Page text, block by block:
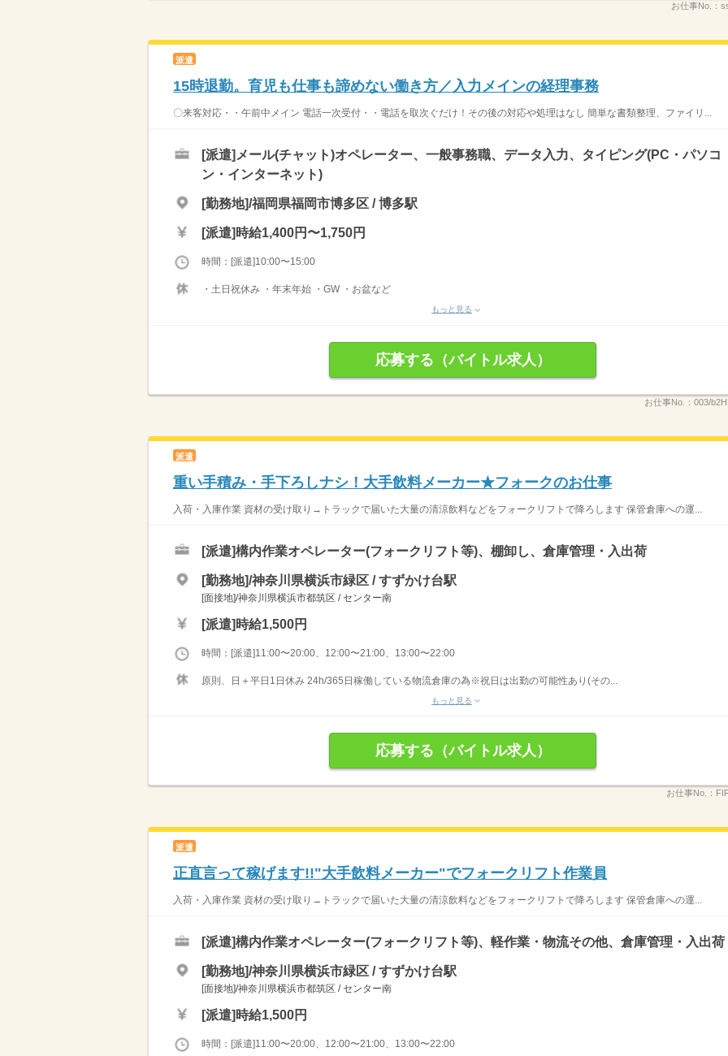
お仕事No.：
派遣
15時退勤。育児も仕事も諦めない働き方／入力メインの経理事務
〇来客対応・・午前中メイン 電話一次受付・・電話を取次ぐだけ！その後の対応や処理はなし 簡単な書類整理、ファイリ...
[派遣]メール(チャット)オペレーター、一般事務職、データ入力、タイピング(PC・パソコ
ン・インターネット)
[勤務地]/福岡県福岡市博多区 / 博多駅
[派遣]時給1,400円〜1,750円
時間：[派遣]10:00〜15:00
・土日祝休み ・年末年始 ・GW ・お盆など
もっと見る
応募する（バイトル求人）
お仕事No.： 003/
派遣
重い手積み・手下ろしナシ！大手飲料メーカー★フォークのお仕事
入荷・入庫作業 資材の受け取り→トラックで届いた大量の清涼飲料などをフォークリフトで降ろします 保管倉庫への運...
[派遣]構内作業オペレーター(フォークリフト等)、棚卸し、倉庫管理・入出荷
[勤務地]/神奈川県横浜市緑区 / すずかけ台駅
[面接地]/神奈川県横浜市都筑区 / センター南
[派遣] 時給1,500円
時間：[派遣]11:00〜20:00、12:00〜21:00、13:00〜22:00
原則、日＋平日1日休み 24h/365日稼働している物流倉庫の為※祝日は出勤の可能性あり(その...
もっと見る
応募する（バイトル求人）
お仕事No.：
派遣
正直言って稼げます!!"大手飲料メーカー"でフォークリフト作業員
入荷・入庫作業 資材の受け取り→トラックで届いた大量の清涼飲料などをフォークリフトで降ろします 保管倉庫への運...
[派遣]構内作業オペレーター(フォークリフト等)、軽作業・物流その他、倉庫管理・入出荷
[勤務地]/神奈川県横浜市緑区 / すずかけ台駅
[面接地]/神奈川県横浜市都筑区 / センター南
[派遣] 時給1,500円
時間：[派遣]11:00〜20:00、12:00〜21:00、13:00〜22:00